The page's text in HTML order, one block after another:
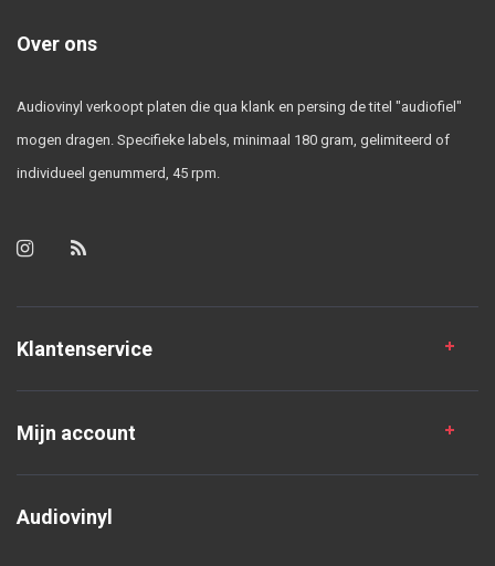
Over ons
Audiovinyl verkoopt platen die qua klank en persing de titel "audiofiel"
mogen dragen. Specifieke labels, minimaal 180 gram, gelimiteerd of
individueel genummerd, 45 rpm.
Klantenservice
Mijn account
Audiovinyl